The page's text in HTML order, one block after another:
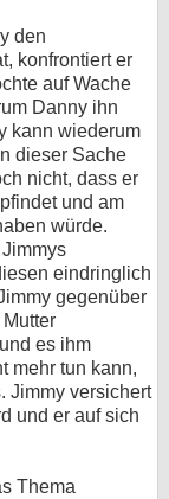
den
konfrontiert er
auf Wache
Danny ihn
kann wiederum
dieser Sache
nicht, dass er
und am
würde.
eindringlich
gegenüber
es ihm
mehr tun kann,
Jimmy versichert
und er auf sich
Thema